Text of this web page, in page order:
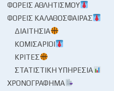
ΦΟΡΕΊΣ ΑΘΛΗΤΙΣΜΟΎ
ΦΟΡΕΊΣ ΚΑΛΑΘΌΣΦΑΙΡΑΣ
ΔΙΑΙΤΗΣΊΑ
ΚΟΜΙΣΆΡΙΟΙ
ΚΡΙΤΈΣ
ΣΤΑΤΙΣΤΙΚΉ ΥΠΗΡΕΣΊΑ
ΧΡΟΝΟΓΡΆΦΗΜΑ